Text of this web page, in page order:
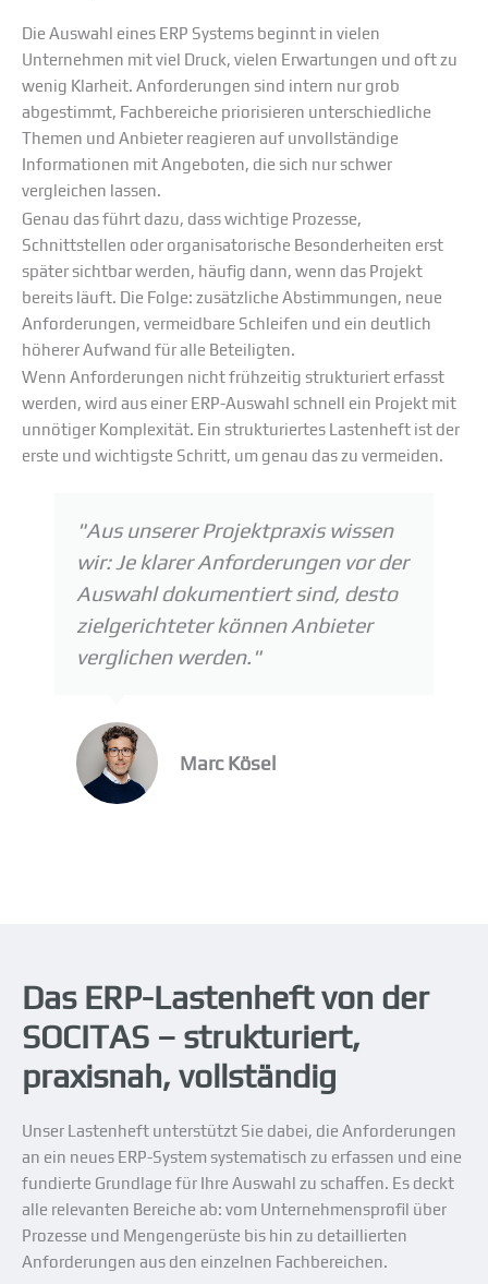
Die Auswahl eines ERP Systems beginnt in vielen
Unternehmen mit viel Druck, vielen Erwartungen und oft zu
wenig Klarheit. Anforderungen sind intern nur grob
abgestimmt, Fachbereiche priorisieren unterschiedliche
Themen und Anbieter reagieren auf unvollständige
Informationen mit Angeboten, die sich nur schwer
vergleichen lassen.
Genau das führt dazu, dass wichtige Prozesse,
Schnittstellen oder organisatorische Besonderheiten erst
später sichtbar werden, häufig dann, wenn das Projekt
bereits läuft. Die Folge: zusätzliche Abstimmungen, neue
Anforderungen, vermeidbare Schleifen und ein deutlich
höherer Aufwand für alle Beteiligten.
Wenn Anforderungen nicht frühzeitig strukturiert erfasst
werden, wird aus einer ERP-Auswahl schnell ein Projekt mit
unnötiger Komplexität. Ein strukturiertes Lastenheft ist der
erste und wichtigste Schritt, um genau das zu vermeiden.
"Aus unserer Projektpraxis wissen
wir: Je klarer Anforderungen vor der
Auswahl dokumentiert sind, desto
zielgerichteter können Anbieter
verglichen werden."
Marc Kösel
Das ERP-Lastenheft von der
SOCITAS – strukturiert,
praxisnah, vollständig
Unser Lastenheft unterstützt Sie dabei, die Anforderungen
an ein neues ERP-System systematisch zu erfassen und eine
fundierte Grundlage für Ihre Auswahl zu schaffen. Es deckt
alle relevanten Bereiche ab: vom Unternehmensprofil über
Prozesse und Mengengerüste bis hin zu detaillierten
Anforderungen aus den einzelnen Fachbereichen.